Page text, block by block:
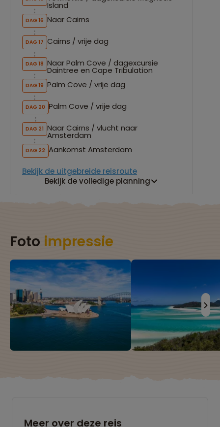
Island
DAG 16 Naar Cairns
DAG 17 Cairns / vrije dag
DAG 18 Naar Palm Cove / dagexcursie
Daintree en Cape Tribulation
DAG 19 Palm Cove / vrije dag
DAG 20 Palm Cove / vrije dag
DAG 21 Naar Cairns / vlucht naar
Amsterdam
DAG 22 Aankomst Amsterdam
Bekijk de uitgebreide reisroute
Bekijk de volledige planning
Foto impressie
Meer over deze reis